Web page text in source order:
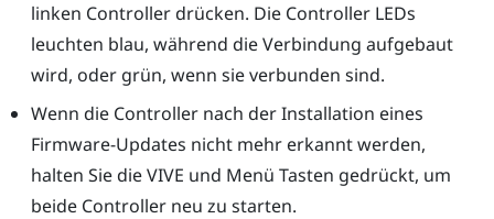
linken Controller drücken. Die Controller LEDs
leuchten blau, während die Verbindung aufgebaut
wird, oder grün, wenn sie verbunden sind.
Wenn die Controller nach der Installation eines
Firmware-Updates nicht mehr erkannt werden,
halten Sie die VIVE und Menü Tasten gedrückt, um
beide Controller neu zu starten.